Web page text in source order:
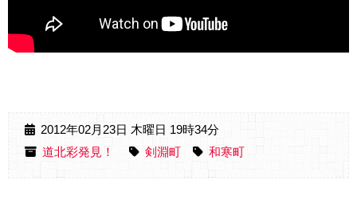
2012年02月23日 木曜日 19時34分
道北彩発見！
剣淵町 和寒町